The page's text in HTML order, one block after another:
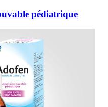
pédiatrique